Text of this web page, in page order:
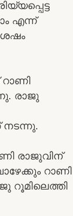
എന്ന്
രാജു
രാജുവിന്
റാണി
റൂമിലെത്തി